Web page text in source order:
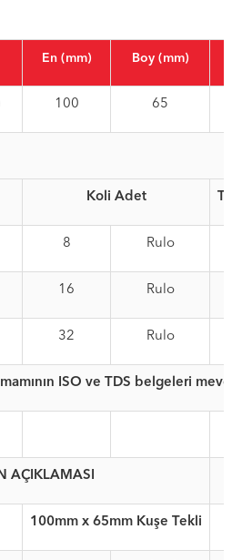
En (mm) Boy (mm)
100 65
Koli Adet
8 Rulo
16 Rulo
32 Rulo
ISO ve TDS belgeleri
AÇIKLAMASI
100mm x 65mm Kuşe Tekli